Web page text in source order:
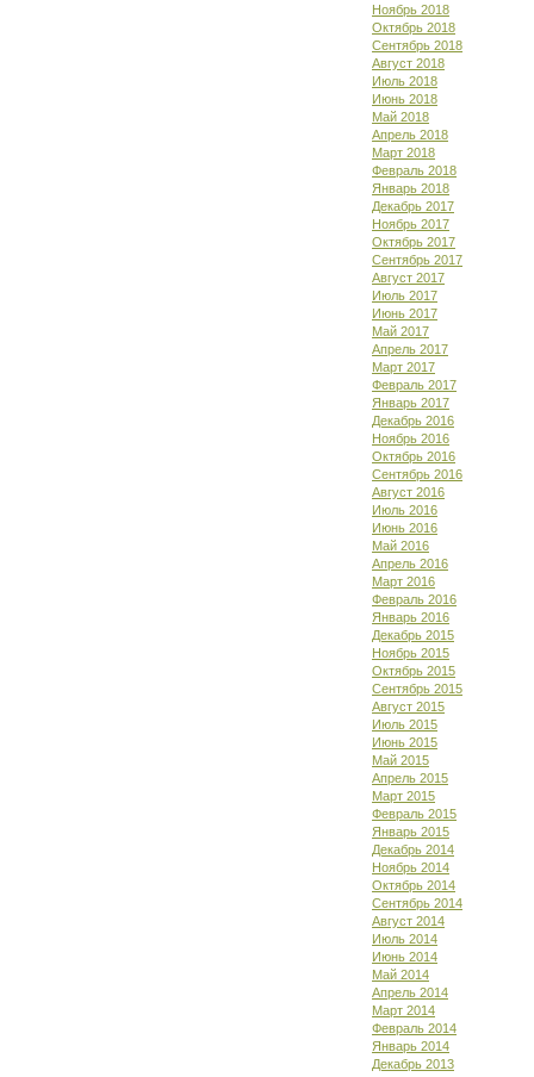
Ноябрь 2018
Октябрь 2018
Сентябрь 2018
Август 2018
Июль 2018
Июнь 2018
Май 2018
Апрель 2018
Март 2018
Февраль 2018
Январь 2018
Декабрь 2017
Ноябрь 2017
Октябрь 2017
Сентябрь 2017
Август 2017
Июль 2017
Июнь 2017
Май 2017
Апрель 2017
Март 2017
Февраль 2017
Январь 2017
Декабрь 2016
Ноябрь 2016
Октябрь 2016
Сентябрь 2016
Август 2016
Июль 2016
Июнь 2016
Май 2016
Апрель 2016
Март 2016
Февраль 2016
Январь 2016
Декабрь 2015
Ноябрь 2015
Октябрь 2015
Сентябрь 2015
Август 2015
Июль 2015
Июнь 2015
Май 2015
Апрель 2015
Март 2015
Февраль 2015
Январь 2015
Декабрь 2014
Ноябрь 2014
Октябрь 2014
Сентябрь 2014
Август 2014
Июль 2014
Июнь 2014
Май 2014
Апрель 2014
Март 2014
Февраль 2014
Январь 2014
Декабрь 2013